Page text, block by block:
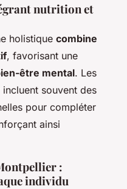
nutrition et
holistique combine
, favorisant une
être mental. Les
incluent souvent des
pour compléter
ainsi
:
individu